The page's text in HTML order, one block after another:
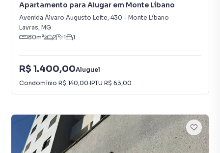
Apartamento para Alugar em Monte Líbano
Avenida Álvaro Augusto Leite, 430 - Monte Líbano
Lavras, MG
80m² 2 1 1
R$ 1.400,00Aluguel
Condomínio R$ 140,00·IPTU R$ 63,00